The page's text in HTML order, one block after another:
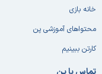
خانه بازی
محتواهای آموزشی پن
کارتن ببینیم